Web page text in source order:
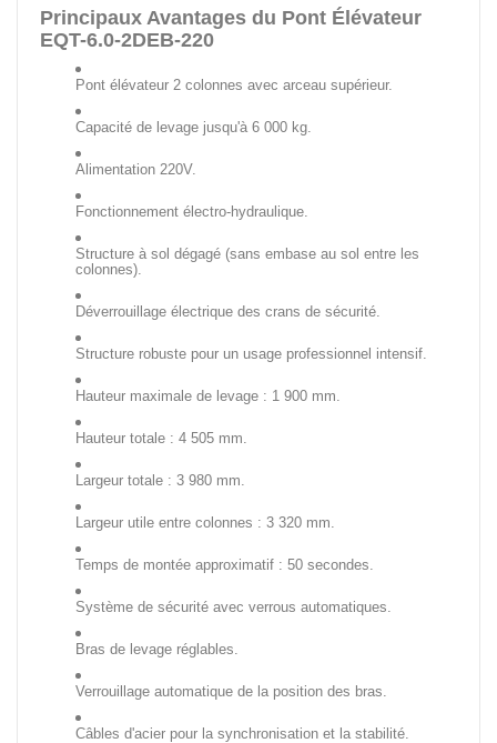
Principaux Avantages du Pont Élévateur
EQT-6.0-2DEB-220
Pont élévateur 2 colonnes avec arceau supérieur.
Capacité de levage jusqu'à 6 000 kg.
Alimentation 220V.
Fonctionnement électro-hydraulique.
Structure à sol dégagé (sans embase au sol entre les
colonnes).
Déverrouillage électrique des crans de sécurité.
Structure robuste pour un usage professionnel intensif.
Hauteur maximale de levage : 1 900 mm.
Hauteur totale : 4 505 mm.
Largeur totale : 3 980 mm.
Largeur utile entre colonnes : 3 320 mm.
Temps de montée approximatif : 50 secondes.
Système de sécurité avec verrous automatiques.
Bras de levage réglables.
Verrouillage automatique de la position des bras.
Câbles d'acier pour la synchronisation et la stabilité.